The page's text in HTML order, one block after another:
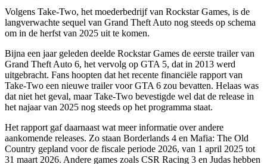
Volgens Take-Two, het moederbedrijf van Rockstar Games, is de
langverwachte sequel van Grand Theft Auto nog steeds op schema
om in de herfst van 2025 uit te komen.
Bijna een jaar geleden deelde Rockstar Games de eerste trailer van
Grand Theft Auto 6, het vervolg op GTA 5, dat in 2013 werd
uitgebracht. Fans hoopten dat het recente financiële rapport van
Take-Two een nieuwe trailer voor GTA 6 zou bevatten. Helaas was
dat niet het geval, maar Take-Two bevestigde wel dat de release in
het najaar van 2025 nog steeds op het programma staat.
Het rapport gaf daarnaast wat meer informatie over andere
aankomende releases. Zo staan Borderlands 4 en Mafia: The Old
Country gepland voor de fiscale periode 2026, van 1 april 2025 tot
31 maart 2026. Andere games zoals CSR Racing 3 en Judas hebben